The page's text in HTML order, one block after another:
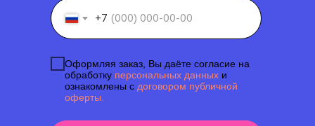
+7
Оформляя заказ, Вы даёте согласие на
обработку персональных данных и
ознакомлены с договором публичной
оферты.